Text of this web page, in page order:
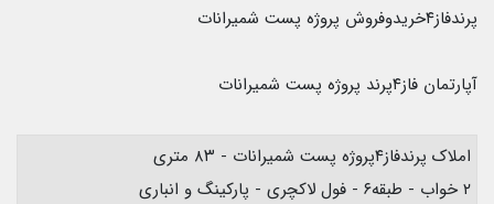
پرندفاز۴خریدوفروش پروژه پست شمیرانات
آپارتمان فاز۴پرند پروژه پست شمیرانات
املاک پرندفاز۴پروژه پست شمیرانات - ۸۳ متری
۲ خواب - طبقه۶ - فول لاکچری - پارکینگ و انباری